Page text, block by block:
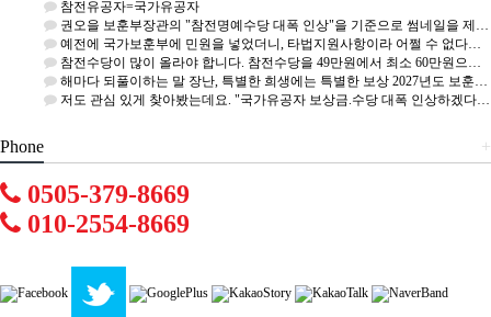
참전유공자=국가유공자
권오을 보훈부장관의 "참전명예수당 대폭 인상"을 기준으로 썸네일을 제작하였습니다. 이와 관련하여 "국가유공자…
예전에 국가보훈부에 민원을 넣었더니, 타법지원사항이라 어쩔 수 없다고 합니다. 도로공사에 민원을 넣었더니 보…
참전수당이 많이 올라야 합니다. 참전수당을 49만원에서 최소 60만원으로 올려야 합니다. 재해부상군경 7급도…
해마다 되풀이하는 말 장난, 특별한 희생에는 특별한 보상 2027년도 보훈급여금 : 5% ~ 6% 인상에 1…
저도 관심 있게 찾아봤는데요. "국가유공자 보상금.수당 대폭 인상하겠다." 라는 mention은 없네요.
+
Phone
0505-379-8669
010-2554-8669